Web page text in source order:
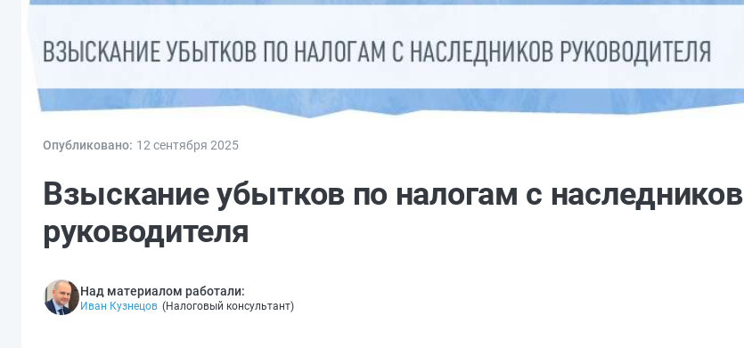
Опубликовано: 12 сентября 2025
Взыскание убытков по налогам с наследников
руководителя
Над материалом работали:
Иван Кузнецов (Налоговый консультант)